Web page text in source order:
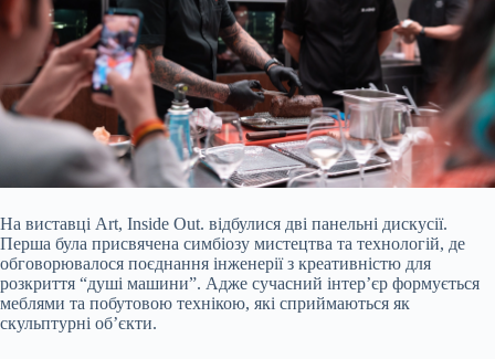
На виставці Art, Inside Out. відбулися дві панельні дискусії.
Перша була присвячена симбіозу мистецтва та технологій, де
обговорювалося поєднання інженерії з креативністю для
розкриття “душі машини”. Адже сучасний інтер’єр формується
меблями та побутовою технікою, які сприймаються як
скульптурні об’єкти.